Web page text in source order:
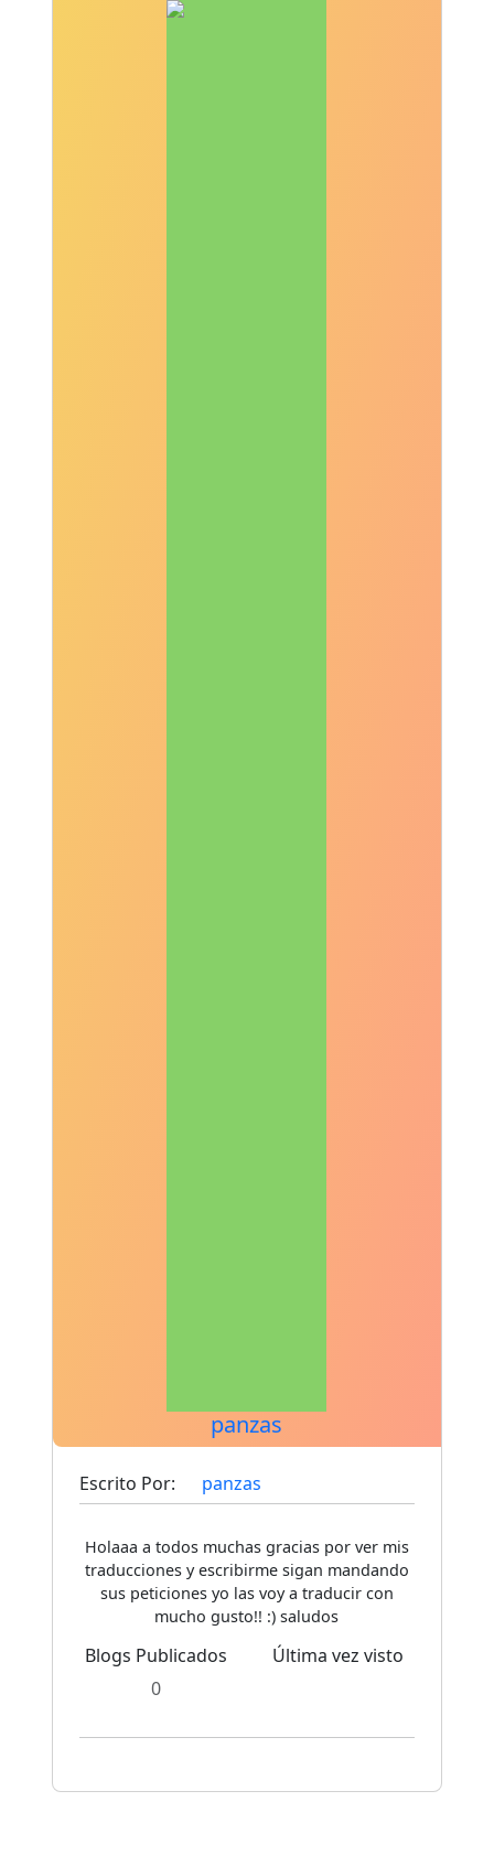
panzas
Escrito Por: panzas
Holaaa a todos muchas gracias por ver mis
traducciones y escribirme sigan mandando
sus peticiones yo las voy a traducir con
mucho gusto!! :) saludos
Blogs Publicados
0
Última vez visto